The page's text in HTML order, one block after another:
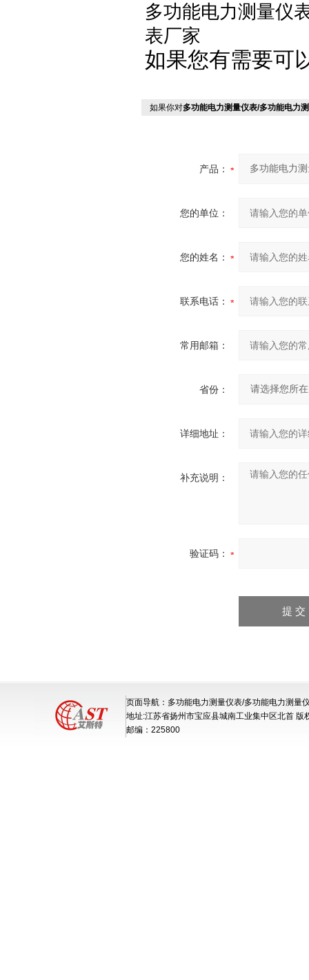
多功能电力测量仪
表厂家
如果您有需要可
如果你对多功能电力测量仪表/多功能电力
产品：
您的单位：
您的姓名：
联系电话：
常用邮箱：
省份：
详细地址：
补充说明：
验证码：
页面导航：多功能电力测量仪表/多功能电力测量
地址:江苏省扬州市宝应县城南工业集中区北首 版
邮编：225800